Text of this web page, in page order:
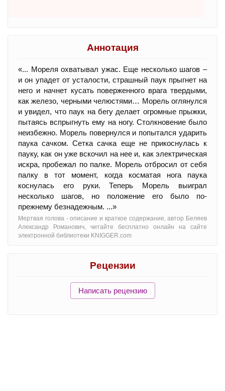
Аннотация
«... Мореля охватывал ужас. Еще несколько шагов –
и он упадет от усталости, страшный паук прыгнет на
него и начнет кусать поверженного врага твердыми,
как железо, черными челюстями… Морель оглянулся
и увидел, что паук на бегу делает огромные прыжки,
пытаясь вспрыгнуть ему на ногу. Столкновение было
неизбежно. Морель повернулся и попытался ударить
паука сачком. Сетка сачка еще не прикоснулась к
пауку, как он уже вскочил на нее и, как электрическая
искра, пробежал по палке. Морель отбросил от себя
палку в тот момент, когда косматая нога паука
коснулась его руки. Теперь Морель выиграл
несколько шагов, но положение его было по-
прежнему безнадежным. ...»
Мертвая голова - oписание и краткое содержание, автор Беляев
Александр Романович, читайте бесплатно онлайн на сайте
электронной библиотеки KNIGGER.com
Рецензии
Написать рецензию